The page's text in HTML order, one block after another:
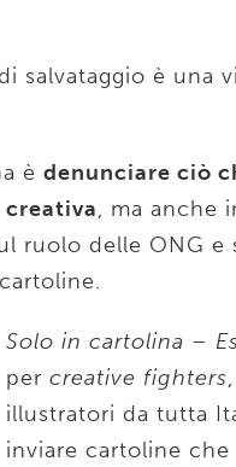
salvataggio è una
è denunciare ciò
, ma anche
ruolo delle ONG e
Solo in cartolina –
per creative fighters
illustratori da tutta
inviare cartoline